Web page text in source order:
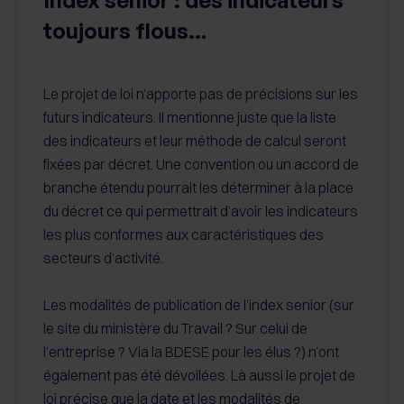
toujours flous…
Le projet de loi n’apporte pas de précisions sur les
futurs indicateurs. Il mentionne juste que la liste
des indicateurs et leur méthode de calcul seront
fixées par décret. Une convention ou un accord de
branche étendu pourrait les déterminer à la place
du décret ce qui permettrait d’avoir les indicateurs
les plus conformes aux caractéristiques des
secteurs d’activité.
Les modalités de publication de l’index senior (sur
le site du ministère du Travail ? Sur celui de
l’entreprise ? Via la BDESE pour les élus ?) n’ont
également pas été dévoilées. Là aussi le projet de
loi précise que la date et les modalités de